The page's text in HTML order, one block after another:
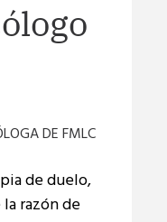
DE FMLC
de duelo,
razón de